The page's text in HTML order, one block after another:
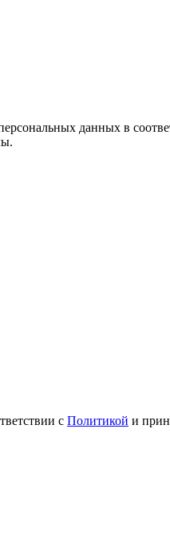
данных в
с Политикой и